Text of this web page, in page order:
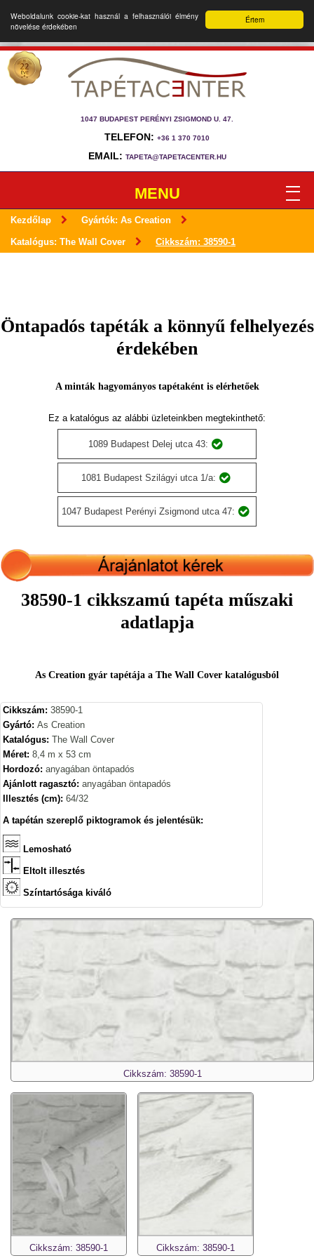
Értem
Weboldalunk cookie-kat használ a felhasználói élmény
növelése érdekében
1047 BUDAPEST PERÉNYI ZSIGMOND U. 47.
TELEFON: +36 1 370 7010
EMAIL: TAPETA@TAPETACENTER.HU
MENU
Kezdőlap Gyártók: As Creation
Katalógus: The Wall Cover Cikkszám: 38590-1
Öntapadós tapéták a könnyű felhelyezés
érdekében
A minták hagyományos tapétaként is elérhetőek
Ez a katalógus az alábbi üzleteinkben megtekinthető:
1089 Budapest Delej utca 43:
1081 Budapest Szilágyi utca 1/a:
1047 Budapest Perényi Zsigmond utca 47:
38590-1 cikkszamú tapéta műszaki
adatlapja
As Creation gyár tapétája a The Wall Cover katalógusból
Cikkszám: 38590-1
Gyártó: As Creation
Katalógus: The Wall Cover
Méret: 8,4 m x 53 cm
Hordozó: anyagában öntapadós
Ajánlott ragasztó: anyagában öntapadós
Illesztés (cm): 64/32
A tapétán szereplő piktogramok és jelentésük:
Lemosható
Eltolt illesztés
Színtartósága kiváló
Cikkszám: 38590-1
Cikkszám: 38590-1 Cikkszám: 38590-1